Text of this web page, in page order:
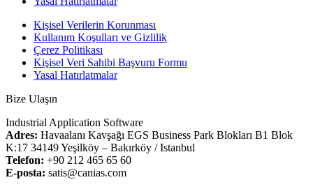
Kişisel Verilerin Korunması
Kullanım Koşulları ve Gizlilik
Çerez Politikası
Kişisel Veri Sahibi Başvuru Formu
Yasal Hatırlatmalar
Bize Ulaşın
Industrial Application Software
Adres: Havaalanı Kavşağı EGS Business Park Blokları B1 Blok
K:17 34149 Yeşilköy – Bakırköy / Istanbul
Telefon: +90 212 465 65 60
E-posta: satis@canias.com